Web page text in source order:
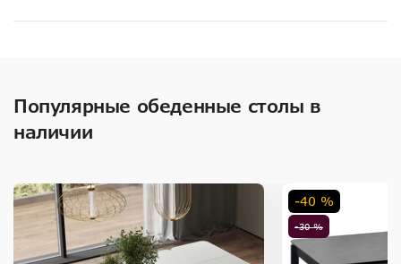
Популярные обеденные столы в
наличии
-30 %
-40 %